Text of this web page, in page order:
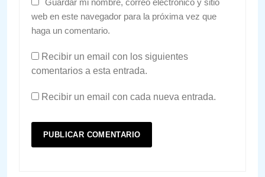
web en este navegador para la próxima vez que
haga un comentario.
Recibir un email con los siguientes
comentarios a esta entrada.
Recibir un email con cada nueva entrada.